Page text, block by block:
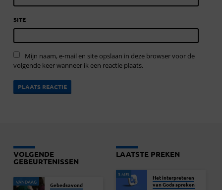
SITE
Mijn naam, e-mail en site opslaan in deze browser voor de
volgende keer wanneer ik een reactie plaats.
VOLGENDE
GEBEURTENISSEN
VANDAAG Gebedsavond
LAATSTE PREKEN
3 MEI
Het interpreteren
van Gods spreken